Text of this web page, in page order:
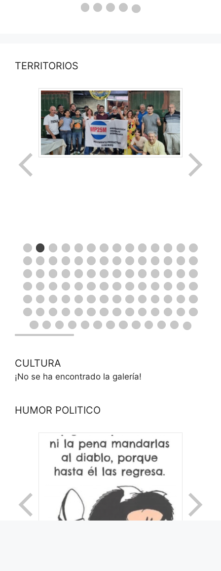
TERRITORIOS
CULTURA
¡No se ha encontrado la galería!
HUMOR POLITICO